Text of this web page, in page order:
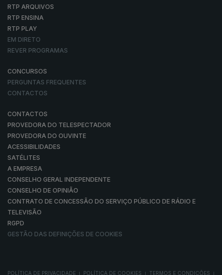
RTP ARQUIVOS
RTP ENSINA
RTP PLAY
EM DIRETO
REVER PROGRAMAS
CONCURSOS
PERGUNTAS FREQUENTES
CONTACTOS
CONTACTOS
PROVEDORA DO TELESPECTADOR
PROVEDORA DO OUVINTE
ACESSIBILIDADES
SATÉLITES
A EMPRESA
CONSELHO GERAL INDEPENDENTE
CONSELHO DE OPINIÃO
CONTRATO DE CONCESSÃO DO SERVIÇO PÚBLICO DE RÁDIO E
TELEVISÃO
RGPD
GESTÃO DAS DEFINIÇÕES DE COOKIES
POLÍTICA DE PRIVACIDADE POLÍTICA DE COOKIES TERMOS E CONDIÇÕES